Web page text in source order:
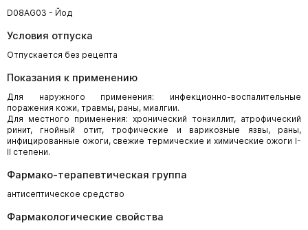
D08AG03 - Йод
Условия отпуска
Отпускается без рецепта
Показания к применению
Для наружного применения: инфекционно-воспалительные
поражения кожи, травмы, раны, миалгии.
Для местного применения: хронический тонзиллит, атрофический
ринит, гнойный отит, трофические и варикозные язвы, раны,
инфицированные ожоги, свежие термические и химические ожоги I-
II степени.
Фармако-терапевтическая группа
антисептическое средство
Фармакологические свойства